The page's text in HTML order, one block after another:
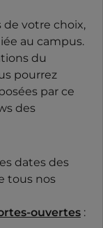
votre choix,
au campus.
du
pourrez
par ce
des
dates des
tous nos
ouvertes :